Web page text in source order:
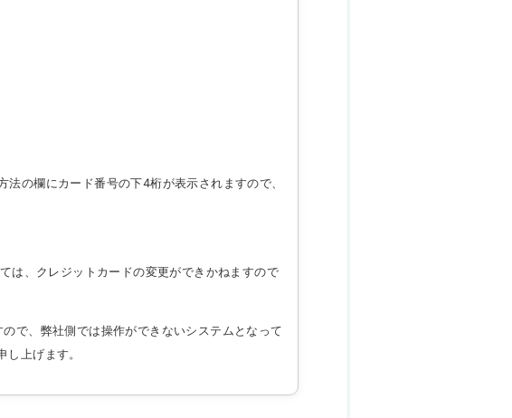
の欄にカード番号の下4桁が表示されますので、
は、クレジットカードの変更ができかねますので
で、弊社側では操作ができないシステムとなって
上げます。